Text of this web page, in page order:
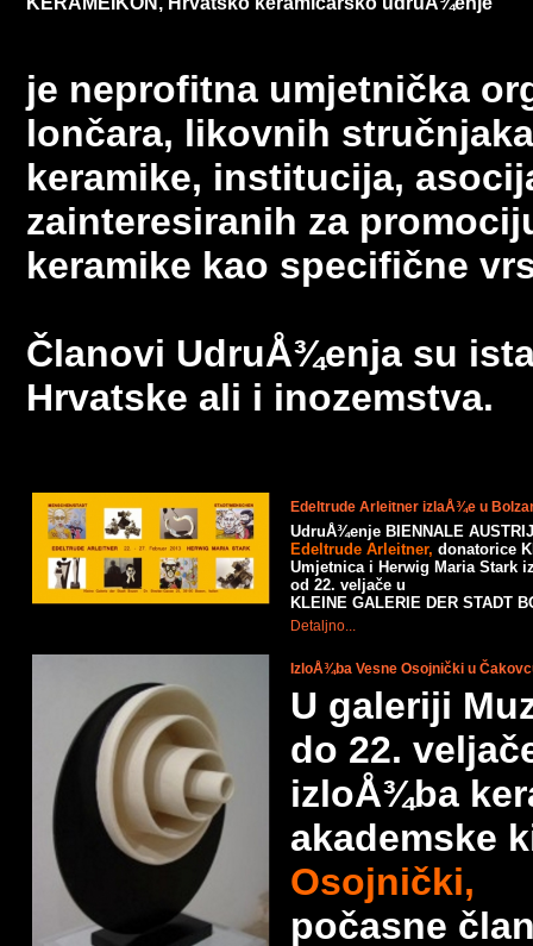
je neprofitna umjetnička
lončara, likovnih
keramike, institucija,
zainteresiranih za
keramike kao specifične
Članovi UdruÅ¾enjasu
Hrvatske ali i inozemstva.
Edeltrude Arleitner izlaÅ¾e u
UdruÅ¾enje BIENNALE
Edeltrude Arleitner, donatorice
Umjetnica i Herwig Maria Stark
od 22. veljače u
KLEINE GALERIE DER STADT
Detaljno...
IzloÅ¾ba Vesne Osojnički u
U galeriji
do 22.
izloÅ¾ba
akademske
Osojnički,
počasne